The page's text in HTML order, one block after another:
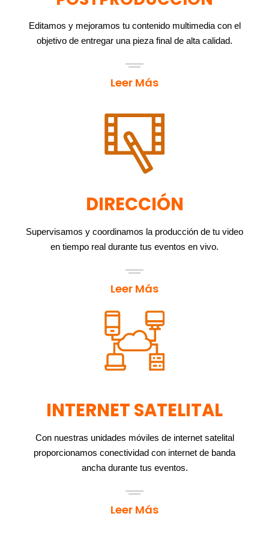
Editamos y mejoramos tu contenido multimedia con el
objetivo de entregar una pieza final de alta calidad.
Leer Más
DIRECCIÓN
Supervisamos y coordinamos la producción de tu video
en tiempo real durante tus eventos en vivo.
Leer Más
INTERNET SATELITAL
Con nuestras unidades móviles de internet satelital
proporcionamos conectividad con internet de banda
ancha durante tus eventos.
Leer Más